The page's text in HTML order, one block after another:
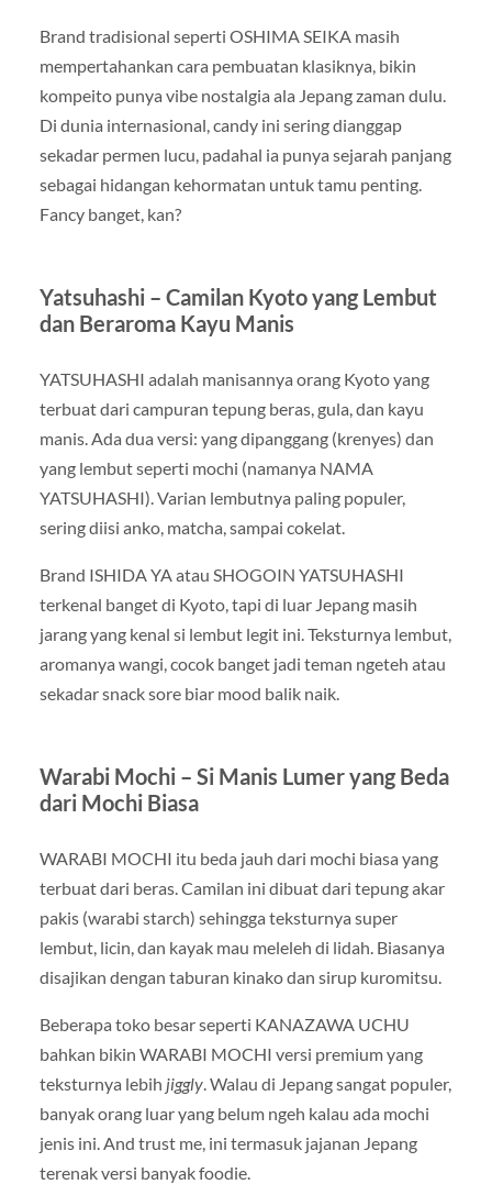
Brand tradisional seperti OSHIMA SEIKA masih
mempertahankan cara pembuatan klasiknya, bikin
kompeito punya vibe nostalgia ala Jepang zaman dulu.
Di dunia internasional, candy ini sering dianggap
sekadar permen lucu, padahal ia punya sejarah panjang
sebagai hidangan kehormatan untuk tamu penting.
Fancy banget, kan?
Yatsuhashi – Camilan Kyoto yang Lembut
dan Beraroma Kayu Manis
YATSUHASHI adalah manisannya orang Kyoto yang
terbuat dari campuran tepung beras, gula, dan kayu
manis. Ada dua versi: yang dipanggang (krenyes) dan
yang lembut seperti mochi (namanya NAMA
YATSUHASHI). Varian lembutnya paling populer,
sering diisi anko, matcha, sampai cokelat.
Brand ISHIDA YA atau SHOGOIN YATSUHASHI
terkenal banget di Kyoto, tapi di luar Jepang masih
jarang yang kenal si lembut legit ini. Teksturnya lembut,
aromanya wangi, cocok banget jadi teman ngeteh atau
sekadar snack sore biar mood balik naik.
Warabi Mochi – Si Manis Lumer yang Beda
dari Mochi Biasa
WARABI MOCHI itu beda jauh dari mochi biasa yang
terbuat dari beras. Camilan ini dibuat dari tepung akar
pakis (warabi starch) sehingga teksturnya super
lembut, licin, dan kayak mau meleleh di lidah. Biasanya
disajikan dengan taburan kinako dan sirup kuromitsu.
Beberapa toko besar seperti KANAZAWA UCHU
bahkan bikin WARABI MOCHI versi premium yang
teksturnya lebih jiggly. Walau di Jepang sangat populer,
banyak orang luar yang belum ngeh kalau ada mochi
jenis ini. And trust me, ini termasuk jajanan Jepang
terenak versi banyak foodie.